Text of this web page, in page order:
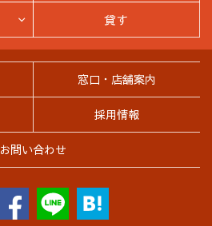
窓口・店舗案内
採用情報
お問い合わせ
貸す